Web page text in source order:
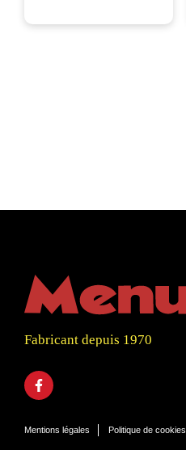
Fabricant depuis 1970
Mentions légales Politique de cookies